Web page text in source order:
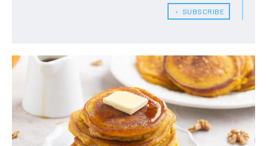
﹢ SUBSCRIBE